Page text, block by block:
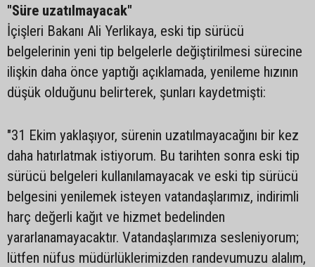
"Süre uzatılmayacak"
İçişleri Bakanı Ali Yerlikaya, eski tip sürücü
belgelerinin yeni tip belgelerle değiştirilmesi sürecine
ilişkin daha önce yaptığı açıklamada, yenileme hızının
düşük olduğunu belirterek, şunları kaydetmişti:
"31 Ekim yaklaşıyor, sürenin uzatılmayacağını bir kez
daha hatırlatmak istiyorum. Bu tarihten sonra eski tip
sürücü belgeleri kullanılamayacak ve eski tip sürücü
belgesini yenilemek isteyen vatandaşlarımız, indirimli
harç değerli kağıt ve hizmet bedelinden
yararlanamayacaktır. Vatandaşlarımıza sesleniyorum;
lütfen nüfus müdürlüklerimizden randevumuzu alalım,